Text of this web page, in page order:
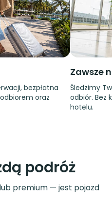
bezpłatna
oraz
Zawsze
Śledzimy
odbiór. Bez
hotelu.
podróż
premium — jest pojazd